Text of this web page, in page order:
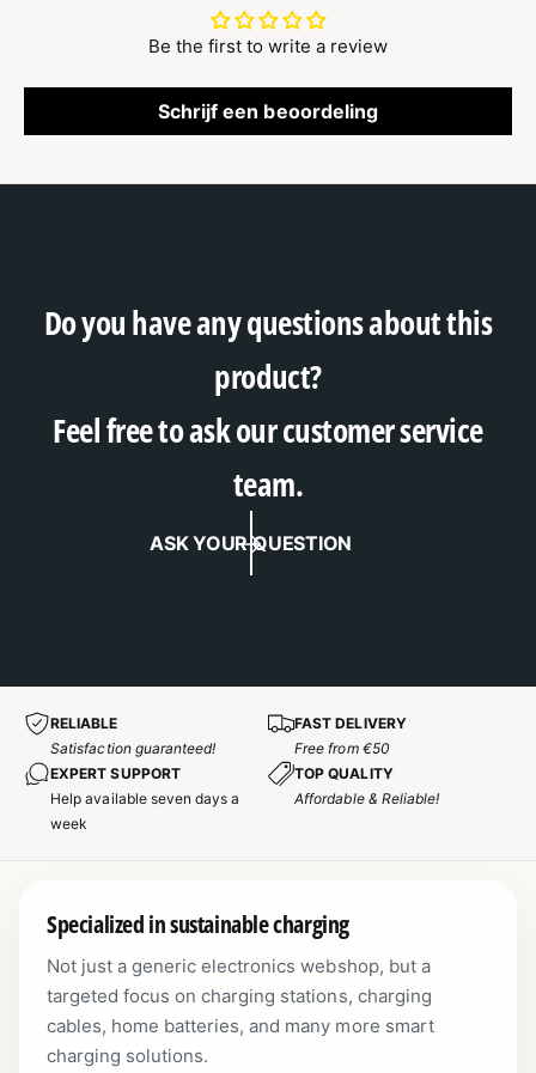
Be the first to write a review
Schrijf een beoordeling
Do you have any questions about this
product?
Feel free to ask our customer service
team.
ASK YOUR QUESTION
RELIABLE
Satisfaction guaranteed!
FAST DELIVERY
Free from €50
EXPERT SUPPORT
Help available seven days a
week
TOP QUALITY
Affordable & Reliable!
Specialized in sustainable charging
Not just a generic electronics webshop, but a
targeted focus on charging stations, charging
cables, home batteries, and many more smart
charging solutions.